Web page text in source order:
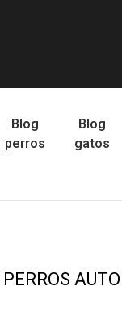
Blog
perros
Blog
gatos